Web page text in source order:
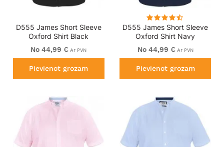
D555 James Short Sleeve
Oxford Shirt Black
No 44,99 € Ar PVN
Pievienot grozam
D555 James Short Sleeve
Oxford Shirt Navy
No 44,99 € Ar PVN
Pievienot grozam